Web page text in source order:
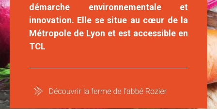
démarche environnementale et
innovation. Elle se situe au cœur de la
Métropole de Lyon et est accessible en
TCL